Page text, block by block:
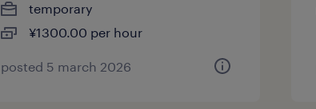
temporary
¥1300.00 per hour
posted 5 march 2026